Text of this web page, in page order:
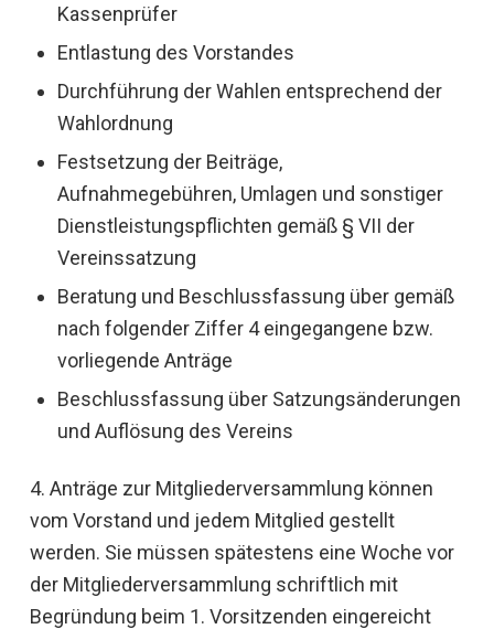
Kassenprüfer
Entlastung des Vorstandes
Durchführung der Wahlen entsprechend der
Wahlordnung
Festsetzung der Beiträge,
Aufnahmegebühren, Umlagen und sonstiger
Dienstleistungspflichten gemäß § VII der
Vereinssatzung
Beratung und Beschlussfassung über gemäß
nach folgender Ziffer 4 eingegangene bzw.
vorliegende Anträge
Beschlussfassung über Satzungsänderungen
und Auflösung des Vereins
4. Anträge zur Mitgliederversammlung können
vom Vorstand und jedem Mitglied gestellt
werden. Sie müssen spätestens eine Woche vor
der Mitgliederversammlung schriftlich mit
Begründung beim 1. Vorsitzenden eingereicht